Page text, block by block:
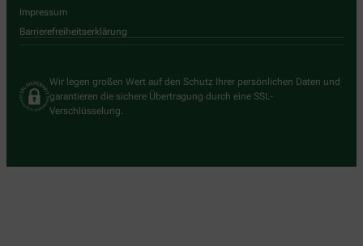
Impressum
Barrierefreiheitserklärung
Wir legen großen Wert auf den Schutz Ihrer persönlichen Daten und
garantieren die sichere Übertragung durch eine SSL-
Verschlüsselung.